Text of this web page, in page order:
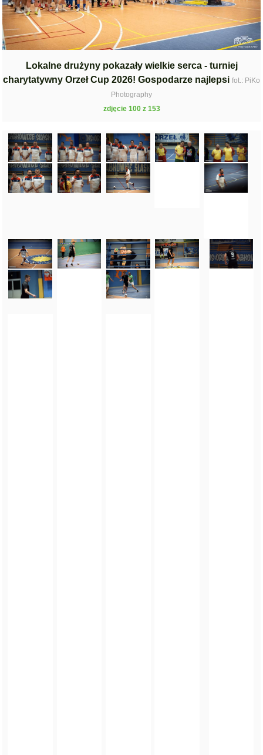
Lokalne drużyny pokazały wielkie serca - turniej
charytatywny Orzeł Cup 2026! Gospodarze najlepsi fot.: PiKo
Photography
zdjęcie 100 z 153